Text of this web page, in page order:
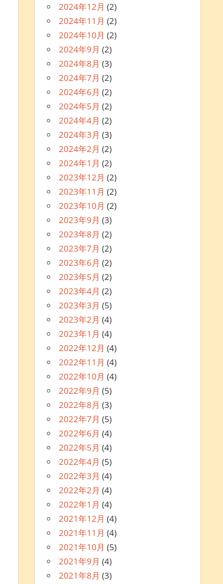
2024年12月 (2)
2024年11月 (2)
2024年10月 (2)
2024年9月 (2)
2024年8月 (3)
2024年7月 (2)
2024年6月 (2)
2024年5月 (2)
2024年4月 (2)
2024年3月 (3)
2024年2月 (2)
2024年1月 (2)
2023年12月 (2)
2023年11月 (2)
2023年10月 (2)
2023年9月 (3)
2023年8月 (2)
2023年7月 (2)
2023年6月 (2)
2023年5月 (2)
2023年4月 (2)
2023年3月 (5)
2023年2月 (4)
2023年1月 (4)
2022年12月 (4)
2022年11月 (4)
2022年10月 (4)
2022年9月 (5)
2022年8月 (3)
2022年7月 (5)
2022年6月 (4)
2022年5月 (4)
2022年4月 (5)
2022年3月 (4)
2022年2月 (4)
2022年1月 (4)
2021年12月 (4)
2021年11月 (4)
2021年10月 (5)
2021年9月 (4)
2021年8月 (3)